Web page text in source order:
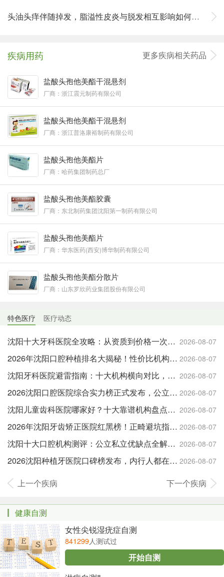
头油头痒伴随掉发，脂溢性皮炎与脱发相互影响如何联合用药
疾病用药 更多疾病相关药品
盐酸头孢他美酯干混悬剂
厂商：浙江震元制药有限公司
盐酸头孢他美酯干混悬剂
厂商：浙江普洛康裕制药有限公司
盐酸头孢他美酯片
厂商：哈药集团制药总厂
盐酸头孢他美酯胶囊
厂商：东北制药集团沈阳第一制药有限公司
盐酸头孢他美酯片
厂商：华东医药(西安)博华制药有限公司
盐酸头孢他美酯分散片
厂商：山东罗欣药业集团股份有限公司
特色医疗 医疗动态
2026-08-07
沈阳十大牙科医院全攻略：从资质到价格一次说透，赶紧存
2026-08-07
2026年沈阳口腔种植排名大揭秘！性价比机构清单，抄作业专用
2026-08-07
沈阳牙科医院避雷指南：十大机构横向对比，一篇看懂不踩雷
2026-08-07
2026沈阳口腔医院综合实力榜正式发布，公立私立闭眼冲
2026-08-07
沈阳儿童齿科医院哪家好？十大靠谱机构盘点，宝妈必码
2026-08-07
2026年沈阳牙齿矫正医院红黑榜！正畸避坑指南，人手一份
2026-08-07
沈阳十大口腔机构测评：公立私立优缺点全解析，别再踩坑
2026-08-07
2026沈阳种植牙医院口碑榜发布，内行人都在看的一份清单
上一个疾病
下一个疾病
健康自测
女性尖锐湿疣症自测
841299人测试过
开始自测